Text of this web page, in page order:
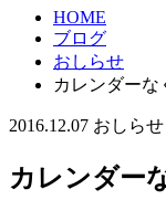
HOME
ブログ
おしらせ
カレンダー
2016.12.07 おしらせ
カレンダー